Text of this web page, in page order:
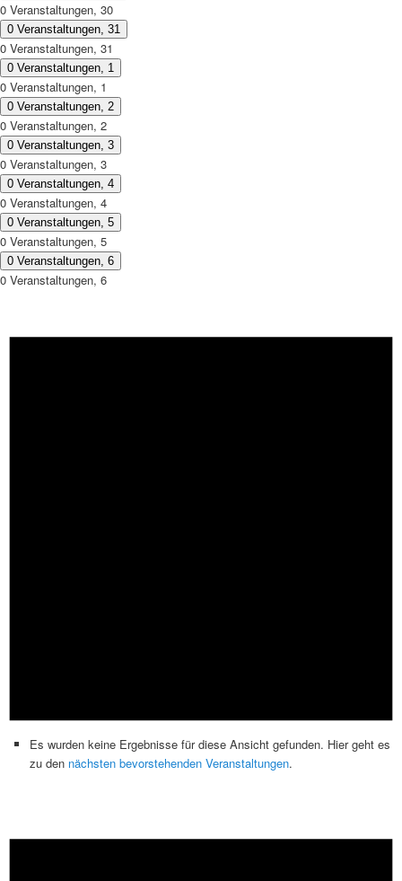
0 Veranstaltungen, 30
0 Veranstaltungen, 31
0 Veranstaltungen, 31
0 Veranstaltungen, 1
0 Veranstaltungen, 1
0 Veranstaltungen, 2
0 Veranstaltungen, 2
0 Veranstaltungen, 3
0 Veranstaltungen, 3
0 Veranstaltungen, 4
0 Veranstaltungen, 4
0 Veranstaltungen, 5
0 Veranstaltungen, 5
0 Veranstaltungen, 6
0 Veranstaltungen, 6
Es wurden keine Ergebnisse für diese Ansicht gefunden. Hier geht es
zu den nächsten bevorstehenden Veranstaltungen.